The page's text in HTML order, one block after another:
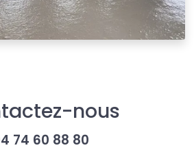
nous
74 60 88 80